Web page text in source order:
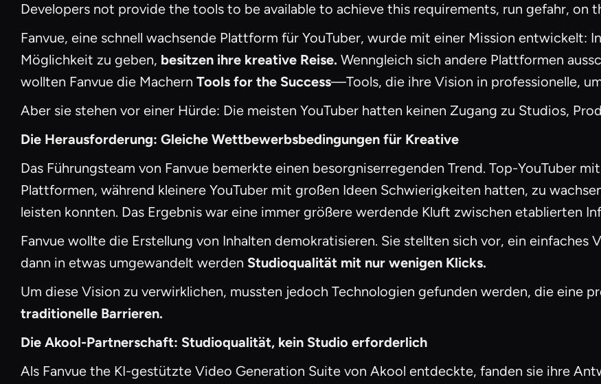
Developers not provide the tools to be available to achieve this requirements, run gefahr, on
Fanvue, eine schnell wachsende Plattform für YouTuber, wurde mit einer Mission entwickelt:
Möglichkeit zu geben, besitzen ihre kreative Reise. Wenngleich sich andere Plattformen
wollten Fanvue die Machern Tools for the Success—Tools, die ihre Vision in professionelle,
Aber sie stehen vor einer Hürde: Die meisten YouTuber hatten keinen Zugang zu Studios,
Die Herausforderung: Gleiche Wettbewerbsbedingungen für Kreative
Das Führungsteam von Fanvue bemerkte einen besorgniserregenden Trend. Top-YouTuber
Plattformen, während kleinere YouTuber mit großen Ideen Schwierigkeiten hatten, zu
leisten konnten. Das Ergebnis war eine immer größere werdende Kluft zwischen etablierten
Fanvue wollte die Erstellung von Inhalten demokratisieren. Sie stellten sich vor, ein einfaches
dann in etwas umgewandelt werden Studioqualität mit nur wenigen Klicks.
Um diese Vision zu verwirklichen, mussten jedoch Technologien gefunden werden, die eine
traditionelle Barrieren.
Die Akool-Partnerschaft: Studioqualität, kein Studio erforderlich
Als Fanvue the KI-gestützte Video Generation Suite von Akool entdeckte, fanden sie ihre